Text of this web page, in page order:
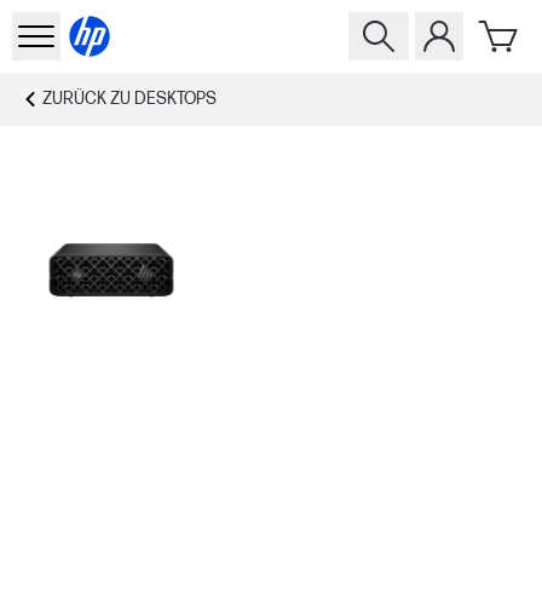
ZURÜCK ZU DESKTOPS